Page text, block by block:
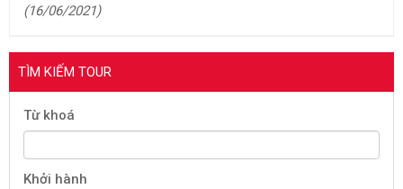
(16/06/2021)
TÌM KIẾM TOUR
Từ khoá
Khởi hành